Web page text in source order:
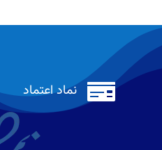
بود.
 نماد اعتماد